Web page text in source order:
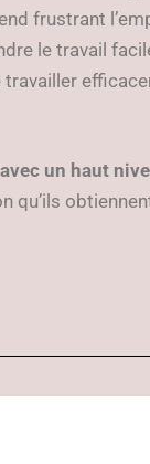
frustrant
le travail
travailler
un haut
qu’ils